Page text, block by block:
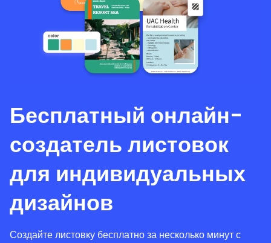
Бесплатный онлайн-
создатель листовок
для индивидуальных
дизайнов
Создайте листовку бесплатно за несколько минут с